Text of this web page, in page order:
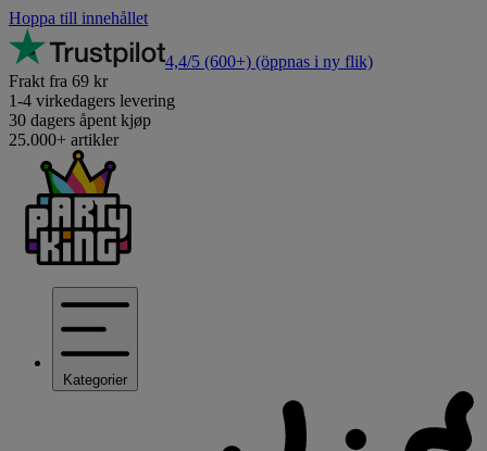
Hoppa till innehållet
4,4/5 (600+) (öppnas i ny flik)
Frakt fra 69 kr
1-4 virkedagers levering
30 dagers åpent kjøp
25.000+ artikler
Kategorier